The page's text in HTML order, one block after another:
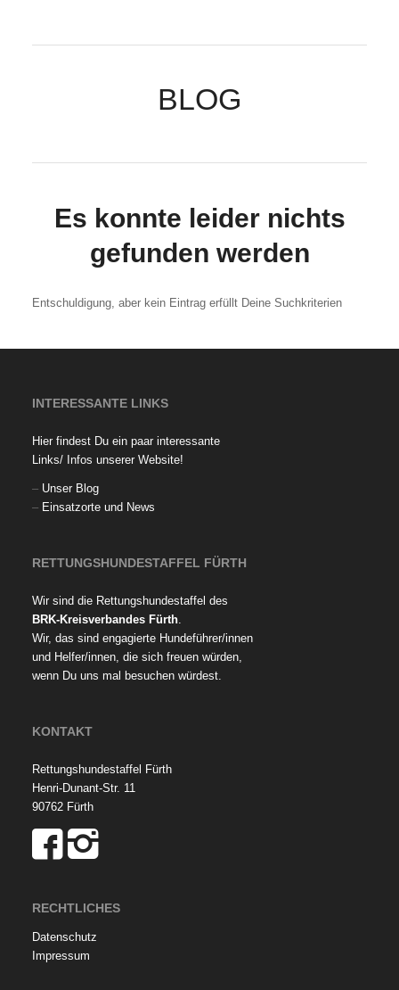
BLOG
Es konnte leider nichts
gefunden werden
Entschuldigung, aber kein Eintrag erfüllt Deine Suchkriterien
INTERESSANTE LINKS
Hier findest Du ein paar interessante
Links/ Infos unserer Website!
– Unser Blog
– Einsatzorte und News
RETTUNGSHUNDESTAFFEL FÜRTH
Wir sind die Rettungshundestaffel des
BRK-Kreisverbandes Fürth.
Wir, das sind engagierte Hundeführer/innen
und Helfer/innen, die sich freuen würden,
wenn Du uns mal besuchen würdest.
KONTAKT
Rettungshundestaffel Fürth
Henri-Dunant-Str. 11
90762 Fürth
RECHTLICHES
Datenschutz
Impressum